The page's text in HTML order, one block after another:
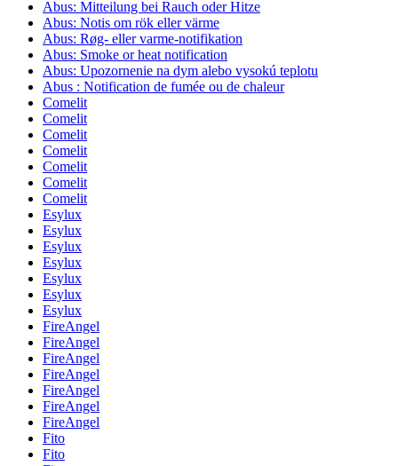
Abus: Mitteilung bei Rauch oder Hitze
Abus: Notis om rök eller värme
Abus: Røg- eller varme-notifikation
Abus: Smoke or heat notification
Abus: Upozornenie na dym alebo vysokú teplotu
Abus : Notification de fumée ou de chaleur
Comelit
Comelit
Comelit
Comelit
Comelit
Comelit
Comelit
Esylux
Esylux
Esylux
Esylux
Esylux
Esylux
Esylux
FireAngel
FireAngel
FireAngel
FireAngel
FireAngel
FireAngel
FireAngel
Fito
Fito